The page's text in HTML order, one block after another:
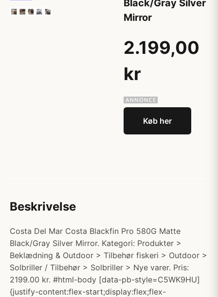
Black/Gray Silver
Mirror
2.199,00
kr
Køb her
Beskrivelse
Costa Del Mar Costa Blackfin Pro 580G Matte
Black/Gray Silver Mirror. Kategori: Produkter >
Beklædning & Outdoor > Tilbehør fiskeri > Outdoor >
Solbriller / Tilbehør > Solbriller > Nye varer. Pris:
2199.00 kr. #html-body [data-pb-style=C5WK9HU]
{justify-content:flex-start;display:flex;flex-